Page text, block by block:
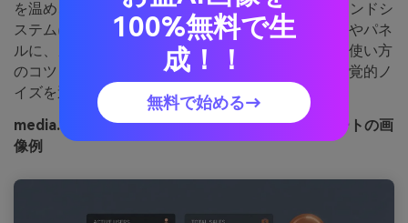
を温め、親しみやすさと構造が必要な製品UIやブランドシ
ステムに適しています。スレートはナビゲーションやパネ
ルに、カッパーはアクションボタンや主要指標に。使い方
のコツ：ピーチ色はホバーやグラフに少量使い、視覚的ノ
イズを避けましょう。
media.ioで生成されたバーニッシュドペニースレートの画
像例
100%無料で生
成！！
無料で始める→